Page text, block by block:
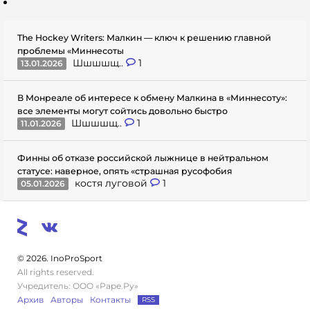
The Hockey Writers: Малкин — ключ к решению главной
проблемы «Миннесоты
13.01.2026
Шшшшщ.. 1
В Монреале об интересе к обмену Малкина в «Миннесоту»:
все элементы могут сойтись довольно быстро
11.01.2026
Шшшшщ.. 1
Финны об отказе российской лыжнице в нейтральном
статусе: наверное, опять «страшная русофобия
05.01.2026
костя луговой 1
© 2026. InoProSport
All rights reserved.
Учредитель: ООО «Раре.Ру»
Архив
Авторы Контакты RSS